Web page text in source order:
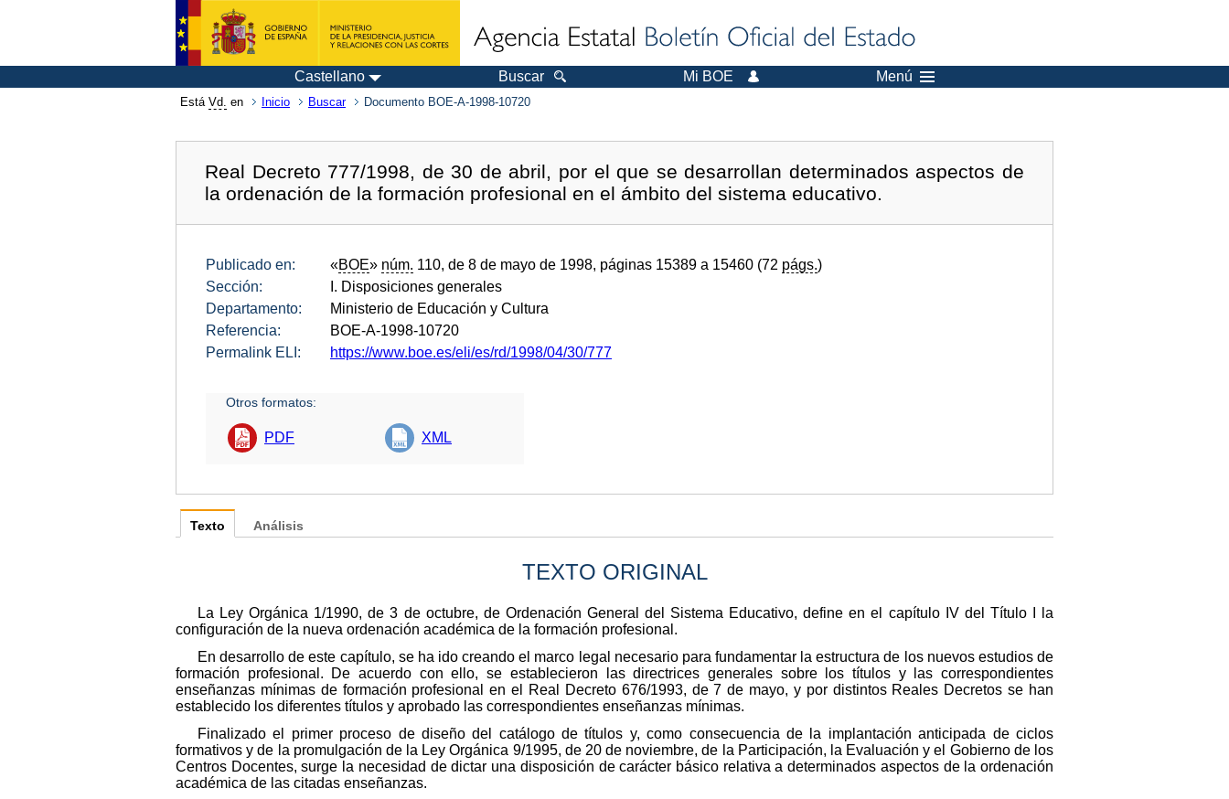
Castellano Buscar Mi BOE Menú
Está Vd. en Inicio Buscar Documento BOE-A-1998-10720
Real Decreto 777/1998, de 30 de abril, por el que se desarrollan determinados aspectos de
la ordenación de la formación profesional en el ámbito del sistema educativo.
Publicado en: «BOE» núm. 110, de 8 de mayo de 1998, páginas 15389 a 15460 (72 págs.)
Sección:
I. Disposiciones generales
Departamento:
Ministerio de Educación y Cultura
Referencia:
BOE-A-1998-10720
Permalink ELI:
https://www.boe.es/eli/es/rd/1998/04/30/777
Otros formatos:
PDF XML
Texto
TEXTO ORIGINAL
La Ley Orgánica 1/1990, de 3 de octubre, de Ordenación General del Sistema Educativo, define en el capítulo IV del Título I la
configuración de la nueva ordenación académica de la formación profesional.
En desarrollo de este capítulo, se ha ido creando el marco legal necesario para fundamentar la estructura de los nuevos estudios de
formación profesional. De acuerdo con ello, se establecieron las directrices generales sobre los títulos y las correspondientes
enseñanzas mínimas de formación profesional en el Real Decreto 676/1993, de 7 de mayo, y por distintos Reales Decretos se han
establecido los diferentes títulos y aprobado las correspondientes enseñanzas mínimas.
Finalizado el primer proceso de diseño del catálogo de títulos y, como consecuencia de la implantación anticipada de ciclos
formativos y de la promulgación de la Ley Orgánica 9/1995, de 20 de noviembre, de la Participación, la Evaluación y el Gobierno de los
Centros Docentes, surge la necesidad de dictar una disposición de carácter básico relativa a determinados aspectos de la ordenación
académica de las citadas enseñanzas.
Análisis